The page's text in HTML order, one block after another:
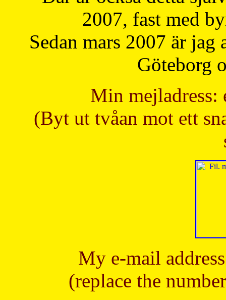
2007, fast med
Sedan mars 2007 är
Göteborg
Min mejladress:
(Byt ut tvåan mot ett
My e-mail
(replace the